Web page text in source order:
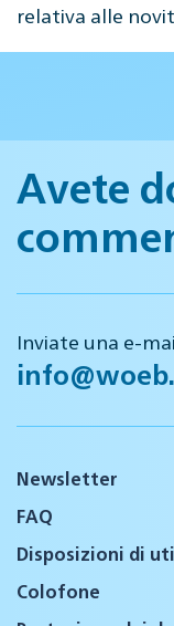
relativa alle
Avete
Inviate una e-
Newsletter
FAQ
Disposizioni di
Colofone